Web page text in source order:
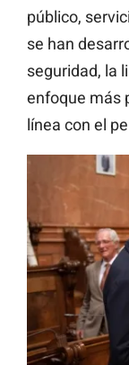
público,
se han
seguridad, la
enfoque más
línea con el